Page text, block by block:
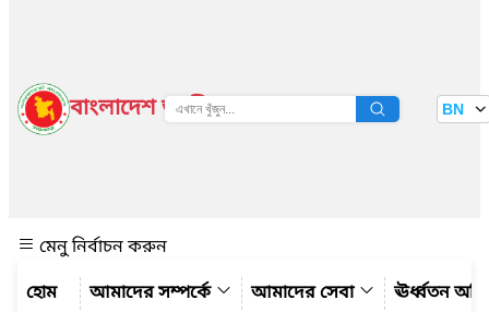
বাংলাদেশ জাতীয় তথ্য বাতায়ন BN
মেনু নির্বাচন করুন
আমাদের সম্পর্কে
আমাদের সেবা ঊর্ধ্বতন